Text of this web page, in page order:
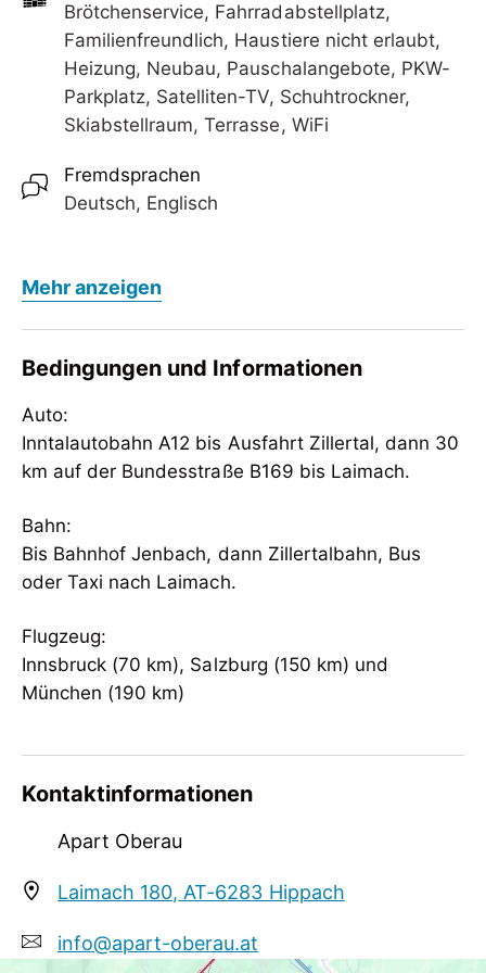
stilvoll✔ Ruhige Lage mit wunderschönem
Bergblick✔ Perfekte Ausgangslage für Ski &
Wanderungen✔ Gratis Parkplatz direkt beim
Haus✔ Skibus in der Nähe
Warum Apart Oberau?
✨ Ihr Urlaub mit Mehrwert
✔ Neubau 2025 – modern, hochwertig &
Bergblick✔ Perfekte Ausgangslage für Ski &
Wanderungen✔ Gratis Parkplatz direkt beim
Brötchenservice, Fahrradabstellplatz,
Familienfreundlich, Haustiere nicht erlaubt,
Heizung, Neubau, Pauschalangebote, PKW-
Parkplatz, Satelliten-TV, Schuhtrockner,
Skiabstellraum, Terrasse, WiFi
Fremdsprachen
Deutsch, Englisch
Brötchenservice, keine Verpflegung
Kinder
Babyphone auf Anfrage, Gitterbett /
Babybett, Kinderermäßigung,
Kinderfreundlich, Kinderhochstuhl
Wellness
Tagung / Kongress
WiFi
Mehr anzeigen
Bedingungen und Informationen
Auto:
Inntalautobahn A12 bis Ausfahrt Zillertal, dann 30
km auf der Bundesstraße B169 bis Laimach.
Bahn:
Bis Bahnhof Jenbach, dann Zillertalbahn, Bus
oder Taxi nach Laimach.
Flugzeug:
Innsbruck (70 km), Salzburg (150 km) und
München (190 km)
Kontaktinformationen
Apart Oberau
Laimach 180, AT-6283 Hippach
info@apart-oberau.at